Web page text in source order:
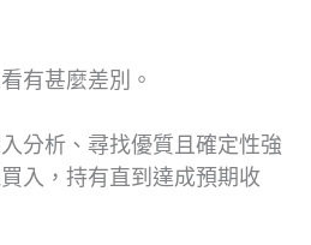
有甚麼差別。
分析、尋找優質且確定性強
入，持有直到達成預期收